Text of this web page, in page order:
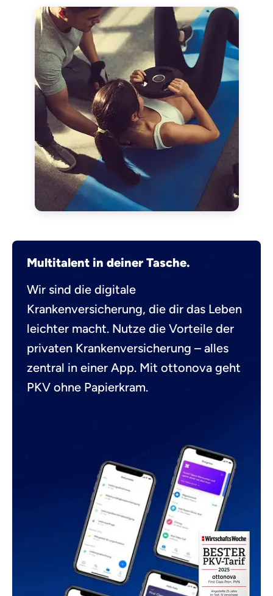
Multitalent in deiner Tasche.
Wir sind die digitale
Krankenversicherung, die dir das Leben
leichter macht. Nutze die Vorteile der
privaten Krankenversicherung – alles
zentral in einer App. Mit ottonova geht
PKV ohne Papierkram.